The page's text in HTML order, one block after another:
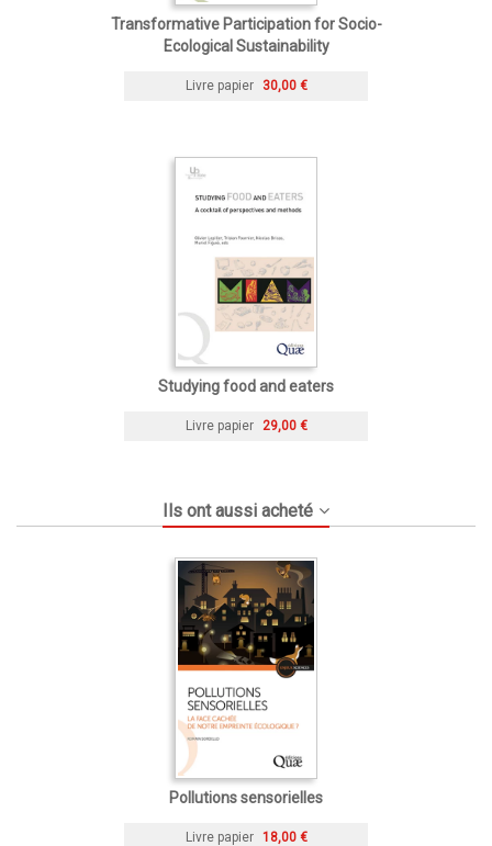
Transformative Participation for Socio-
Ecological Sustainability
Livre papier 30,00 €
Studying food and eaters
Livre papier 29,00 €
Ils ont aussi acheté
Pollutions sensorielles
Livre papier 18,00 €